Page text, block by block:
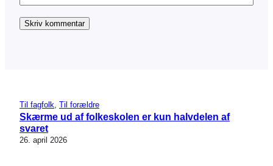
Til fagfolk Til forældre
Skærme ud af folkeskolen er kun halvdelen af
svaret
26. april 2026